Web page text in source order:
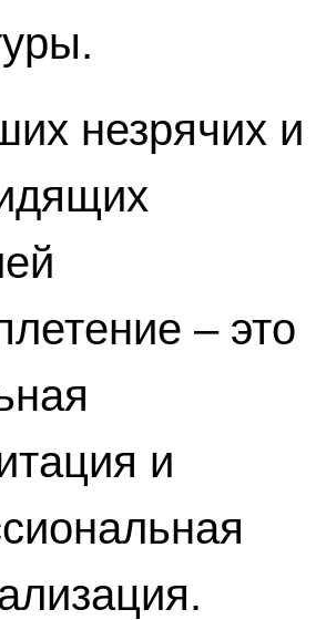
незрячих и
– это
и